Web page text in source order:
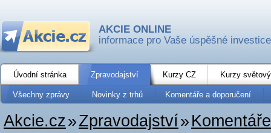
AKCIE ONLINE
informace pro Vaše úspěšné investice
Úvodní stránka Zpravodajství Kurzy CZ Kurzy
Všechny zprávy Novinky z trhů Komentáře a doporučení
Akcie.cz»Zpravodajství»